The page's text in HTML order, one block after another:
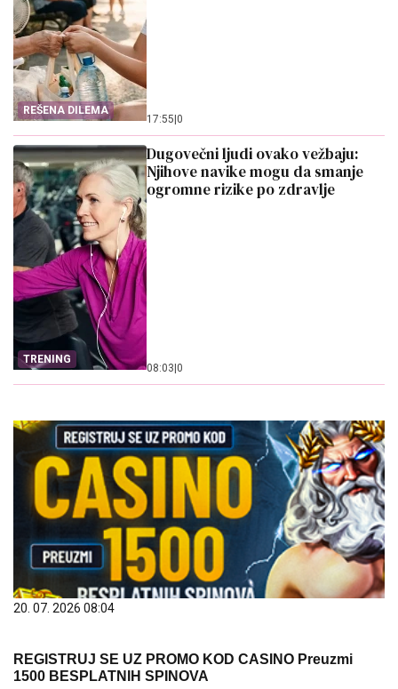
REŠENA DILEMA
17:55 0
TRENING
Dugovečni ljudi ovako vežbaju:
Njihove navike mogu da smanje
ogromne rizike po zdravlje
08:03 0
20. 07. 2026 08:04
REGISTRUJ SE UZ PROMO KOD CASINO Preuzmi
1500 BESPLATNIH SPINOVA